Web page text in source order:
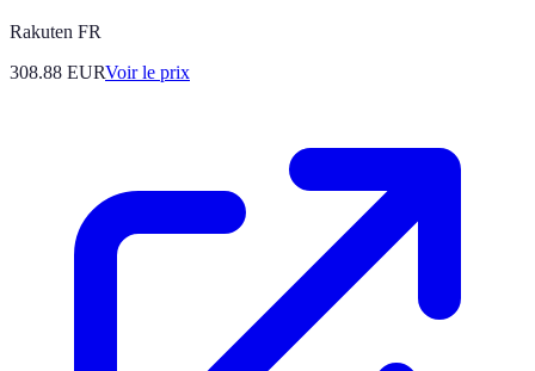
Rakuten FR
308.88 EURVoir le prix